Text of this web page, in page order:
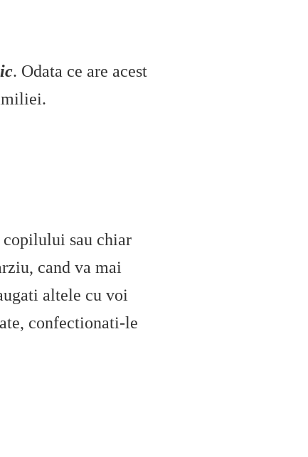
. Odata ce are acest
sau chiar
cand va mai
altele cu voi
confectionati-le